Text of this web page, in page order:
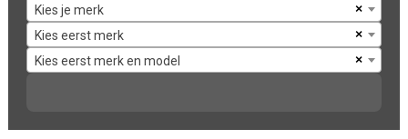
×
Kies je merk
×
Kies eerst merk
×
Kies eerst merk en model